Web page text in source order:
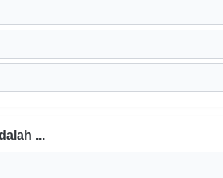
...